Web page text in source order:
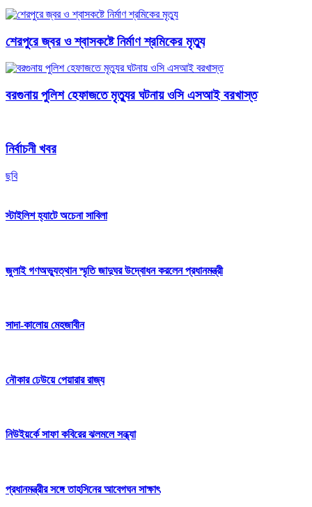
শেরপুরে জ্বর ও শ্বাসকষ্টে নির্মাণ শ্রমিকের মৃত্যু
বরগুনায় পুলিশ হেফাজতে মৃত্যুর ঘটনায় ওসি এসআই বরখাস্ত
নির্বাচনী খবর
ছবি
স্টাইলিশ হ্যাটে অচেনা সাবিলা
জুলাই গণঅভ্যুত্থান স্মৃতি জাদুঘর উদ্বোধন করলেন প্রধানমন্ত্রী
সাদা-কালোয় মেহজাবীন
নৌকার ঢেউয়ে পেয়ারার রাজ্য
নিউইয়র্কে সাফা কবিরের ঝলমলে সন্ধ্যা
প্রধানমন্ত্রীর সঙ্গে তাহসিনের আবেগঘন সাক্ষাৎ